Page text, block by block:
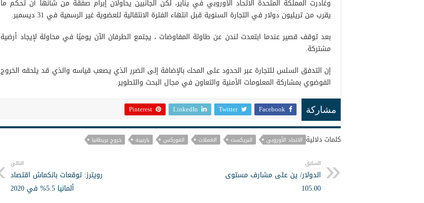
وغادرت المملكة المتحدة الاتحاد الأوروبي في يناير، لكن الجانبين يحاولان إبرام صفقة من شأنها أن تحكم ما
يقرب من تريليون دولار في التجارة السنوية قبل انتهاء الفترة الانتقالية للعضوية غير الرسمية في 31 ديسمبر.
بعد توقف قصير عندما ابتعدت لندن عن طاولة المفاوضات ، يجتمع الطرفان الآن يوميًا في محاولة لإيجاد أرضية
مشتركة.
إن التدفق السلس للتجارة عبر الحدود على المحك بالإضافة إلى الضرر الذي يصعب قياسه والذي قد يلحقه الخروج
الفوضوي بمشاركة المعلومات الأمنية والتعاون في مجال البحث والتطوير.
مشاركة Facebook
Twitter
LinkedIn
Pinterest
كلمات دلالية الاتحاد الأوروبي البريكست العملات الفوركس بارنييه خروج بريطانيا
السابق
الدولار/ ين على مشارف مستوى
105.00
التالي
رويترز: توقعات بانكماش اقتصاد
ألمانيا 5.5% في 2020